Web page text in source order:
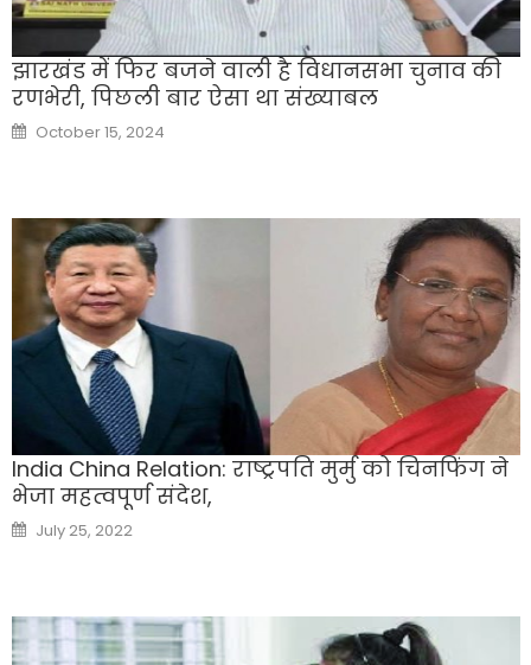
झारखंड में फिर बजने वाली है विधानसभा चुनाव की
रणभेरी, पिछली बार ऐसा था संख्याबल
Posted
on
October 15, 2024
India China Relation: राष्ट्रपति मुर्मु को चिनफिंग ने
भेजा महत्वपूर्ण संदेश,
Posted
on
July 25, 2022